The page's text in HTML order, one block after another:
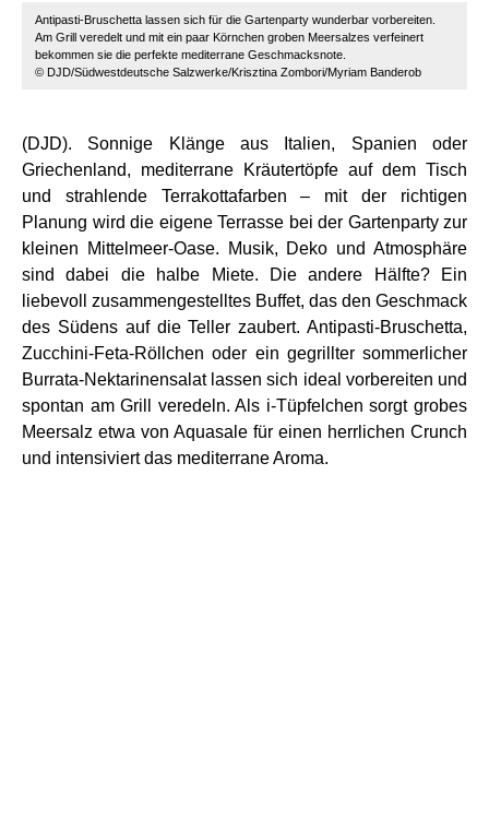
Antipasti-Bruschetta lassen sich für die Gartenparty wunderbar vorbereiten.
Am Grill veredelt und mit ein paar Körnchen groben Meersalzes verfeinert
bekommen sie die perfekte mediterrane Geschmacksnote.
© DJD/Südwestdeutsche Salzwerke/Krisztina Zombori/Myriam Banderob
(DJD). Sonnige Klänge aus Italien, Spanien oder
Griechenland, mediterrane Kräutertöpfe auf dem Tisch
und strahlende Terrakottafarben – mit der richtigen
Planung wird die eigene Terrasse bei der Gartenparty zur
kleinen Mittelmeer-Oase. Musik, Deko und Atmosphäre
sind dabei die halbe Miete. Die andere Hälfte? Ein
liebevoll zusammengestelltes Buffet, das den Geschmack
des Südens auf die Teller zaubert. Antipasti-Bruschetta,
Zucchini-Feta-Röllchen oder ein gegrillter sommerlicher
Burrata-Nektarinensalat lassen sich ideal vorbereiten und
spontan am Grill veredeln. Als i-Tüpfelchen sorgt grobes
Meersalz etwa von Aquasale für einen herrlichen Crunch
und intensiviert das mediterrane Aroma.